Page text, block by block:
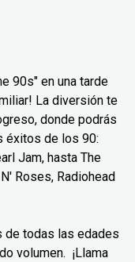
90s" en una tarde
La diversión te
donde podrás
éxitos de los 90:
Jam, hasta The
Roses, Radiohead
de todas las edades
volumen. ¡Llama